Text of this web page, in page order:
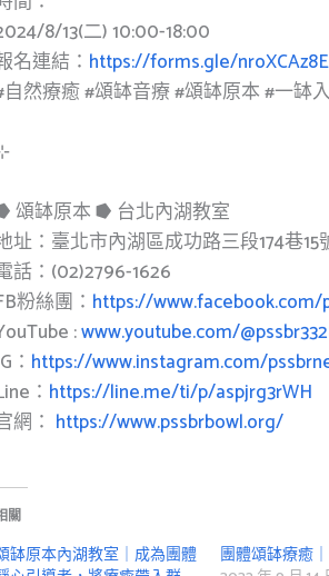
8/13(二) 10:00-18:00
名連結： https://forms.gle/
然療癒#頌缽音療#頌缽原本#一缽
頌缽原本 ⭓ 台北內湖教室
址：臺北市內湖區成功路三段174巷15
話：(02)2796-1626
粉絲團： https://www.facebook.com/
:www.youtube.com/
： https://www.instagram.com/
： https://line.me/ti/p/aspjrg3rWH
網： https://www.pssbrbowl.org/
關
缽原本內湖教室｜成為團體
團體頌缽療癒